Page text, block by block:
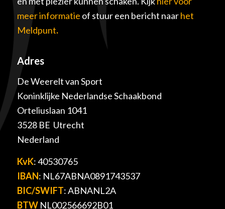
meer informatie of stuur een bericht naarhet
Meldpunt.
Adres
De Weerelt van Sport
Koninklijke Nederlandse Schaakbond
Orteliuslaan 1041
3528 BE Utrecht
Nederland
KvK: 40530765
IBAN: NL67ABNA0891743537
BIC/SWIFT: ABNANL2A
BTWNL002566692B01